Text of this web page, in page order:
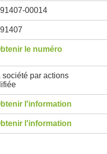
00014
le numéro
société par actions
l'information
l'information